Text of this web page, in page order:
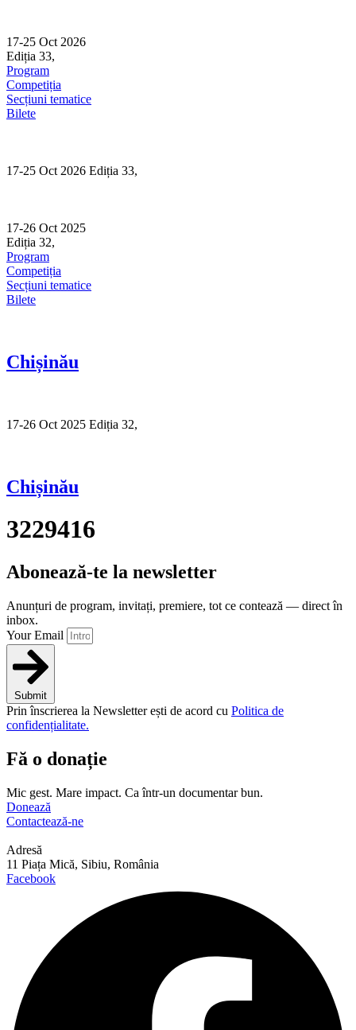
content
17-25 Oct 2026
Ediția 33,
Program
Competiția
Secțiuni tematice
Bilete
17-25 Oct 2026 Ediția 33,
17-26 Oct 2025
Ediția 32,
Program
Competiția
Secțiuni tematice
Bilete
Chișinău
17-26 Oct 2025 Ediția 32,
Chișinău
3229416
Abonează-te la newsletter
Anunțuri de program, invitați, premiere, tot ce contează — direct în
inbox.
Your Email
Submit
Prin înscrierea la Newsletter ești de acord cu Politica de
confidențialitate.
Fă o donație
Mic gest. Mare impact. Ca într-un documentar bun.
Donează
Contactează-ne
Adresă
11 Piața Mică, Sibiu, România
Facebook